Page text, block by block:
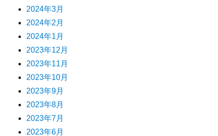
2024年3月
2024年2月
2024年1月
2023年12月
2023年11月
2023年10月
2023年9月
2023年8月
2023年7月
2023年6月